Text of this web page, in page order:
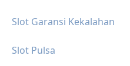
Slot Garansi Kekalahan
Slot Pulsa